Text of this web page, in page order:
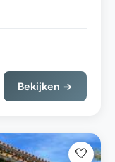
Bekijken →
🤍